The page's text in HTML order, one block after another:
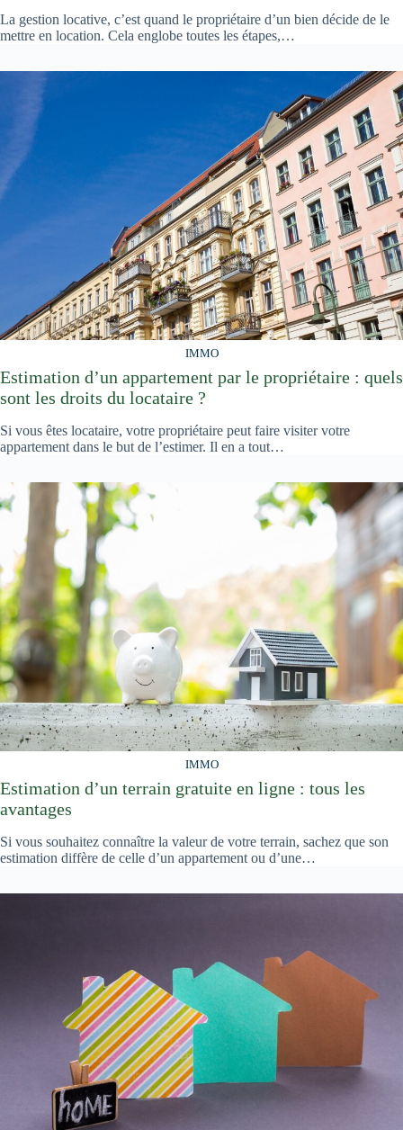
La gestion locative, c’est quand le propriétaire d’un bien décide de le
mettre en location. Cela englobe toutes les étapes,…
IMMO
Estimation d’un appartement par le propriétaire : quels
sont les droits du locataire ?
Si vous êtes locataire, votre propriétaire peut faire visiter votre
appartement dans le but de l’estimer. Il en a tout…
IMMO
Estimation d’un terrain gratuite en ligne : tous les
avantages
Si vous souhaitez connaître la valeur de votre terrain, sachez que son
estimation diffère de celle d’un appartement ou d’une…